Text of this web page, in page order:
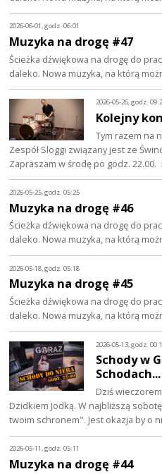
2026-06-01, godz. 06:01
Muzyka na drogę #47
Ścieżka dźwiękowa na drogę do
daleko. Nowa muzyka, na którą
2026-05-26, godz.
Kolejny
Tym razem na
Zespół Sloggi związany jest ze
Zapraszam w środę po godz. 22.00.
2026-05-25, godz. 05:25
Muzyka na drogę #46
Ścieżka dźwiękowa na drogę do
daleko. Nowa muzyka, na którą
2026-05-18, godz. 05:18
Muzyka na drogę #45
Ścieżka dźwiękowa na drogę do
daleko. Nowa muzyka, na którą
2026-05-13, godz.
Schody w
Schodach...
Dziś
Dzidkiem Jodką. W najbliższą
twoim schronem". Jest okazja by o
2026-05-11, godz. 05:11
Muzyka na drogę #44